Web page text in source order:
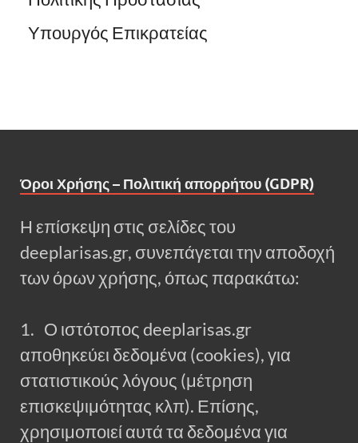
Υπουργός Επικρατείας
Όροι Χρήσης – Πολιτική απορρήτου (GDPR)
Η επίσκεψη στις σελίδες του
deeplarisas.gr, συνεπάγεται την αποδοχή
των όρων χρήσης, όπως παρακάτω:
1. Ο ιστότοπος deeplarisas.gr
αποθηκεύει δεδομένα (cookies), για
στατιστικούς λόγους (μέτρηση
επισκεψιμότητας κλπ). Επίσης,
χρησιμοποιεί αυτά τα δεδομένα για